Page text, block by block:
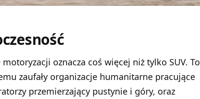
oznacza coś więcej niż tylko SUV. To
zaufały organizacje humanitarne pracujące
przemierzający pustynie i góry, oraz